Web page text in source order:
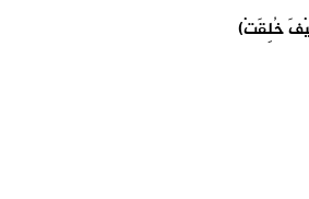
خُلِقَتْ)